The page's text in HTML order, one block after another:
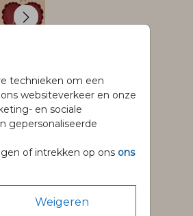
technieken om een
websiteverkeer en onze
en sociale
gepersonaliseerde
of intrekken op ons ons
Weigeren